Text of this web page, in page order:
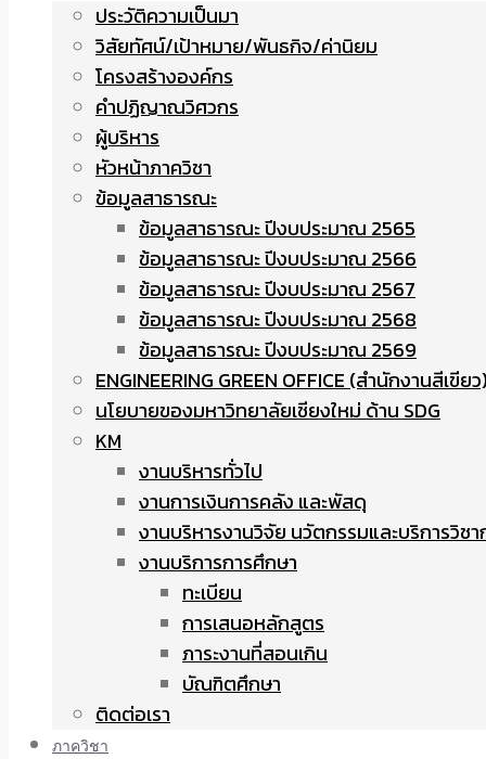
ประวัติความเป็นมา
วิสัยทัศน์/เป้าหมาย/พันธกิจ/ค่านิยม
โครงสร้างองค์กร
คำปฏิญาณวิศวกร
ผู้บริหาร
หัวหน้าภาควิชา
ข้อมูลสาธารณะ
ข้อมูลสาธารณะ ปีงบประมาณ 2565
ข้อมูลสาธารณะ ปีงบประมาณ 2566
ข้อมูลสาธารณะ ปีงบประมาณ 2567
ข้อมูลสาธารณะ ปีงบประมาณ 2568
ข้อมูลสาธารณะ ปีงบประมาณ 2569
ENGINEERING GREEN OFFICE (สำนักงานสีเขีย
นโยบายของมหาวิทยาลัยเชียงใหม่ ด้าน SDG
KM
งานบริหารทั่วไป
งานการเงินการคลัง และพัสดุ
งานบริหารงานวิจัย นวัตกรรมและบริการวิชา
งานบริการการศึกษา
ทะเบียน
การเสนอหลักสูตร
ภาระงานที่สอนเกิน
บัณฑิตศึกษา
ติดต่อเรา
ภาควิชา